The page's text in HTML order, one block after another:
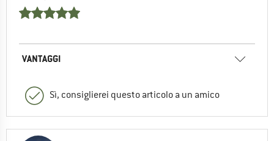
VANTAGGI
Sì, consiglierei questo articolo a un amico